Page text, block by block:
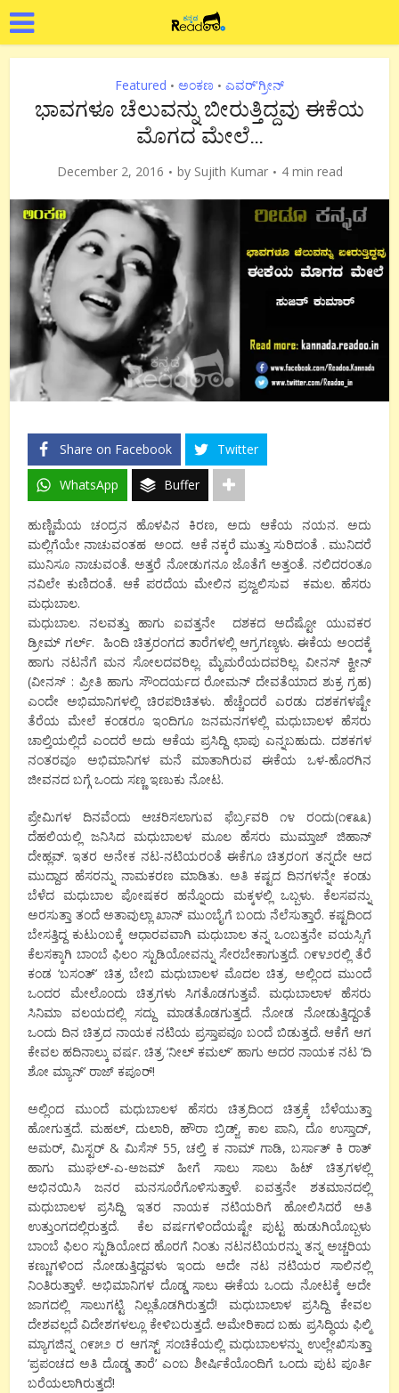
Featured • ಅಂಕಣ • ಎವರ್'ಗ್ರೀನ್
ಭಾವಗಳೂ ಚೆಲುವನ್ನು ಬೀರುತ್ತಿದ್ದವು ಈಕೆಯ
ಮೊಗದ ಮೇಲೆ…
December 2, 2016 by Sujith Kumar 4 min read
Share on Facebook Twitter
WhatsApp Buffer
ಹುಣ್ಣಿಮೆಯ ಚಂದ್ರನ ಹೊಳಪಿನ ಕಿರಣ, ಅದು ಆಕೆಯ ನಯನ. ಅದು
ಮಲ್ಲಿಗೆಯೇ ನಾಚುವಂತಹ ಅಂದ. ಆಕೆ ನಕ್ಕರೆ ಮುತ್ತು ಸುರಿದಂತೆ . ಮುನಿದರೆ
ಮುನಿಸೂ ನಾಚುವಂತೆ. ಅತ್ತರೆ ನೋಡುಗನೂ ಜೊತೆಗೆ ಅತ್ತಂತೆ. ನಲಿದರಂತೂ
ನವಿಲೇ ಕುಣಿದಂತೆ. ಆಕೆ ಪರದೆಯ ಮೇಲಿನ ಪ್ರಜ್ವಲಿಸುವ ಕಮಲ. ಹೆಸರು
ಮಧುಬಾಲ.
ಮಧುಬಾಲ. ನಲವತ್ತು ಹಾಗು ಐವತ್ತನೇ ದಶಕದ ಅದೆಷ್ಟೋ ಯುವಕರ
ಡ್ರೀಮ್ ಗರ್ಲ್. ಹಿಂದಿ ಚಿತ್ರರಂಗದ ತಾರೆಗಳಲ್ಲಿ ಆಗ್ರಗಣ್ಯಳು. ಈಕೆಯ ಅಂದಕ್ಕೆ
ಹಾಗು ನಟನೆಗೆ ಮನ ಸೋಲದವರಿಲ್ಲ. ಮೈಮರೆಯದವರಿಲ್ಲ. ವೀನಸ್ ಕ್ವೀನ್
(ವೀನಸ್ : ಪ್ರೀತಿ ಹಾಗು ಸೌಂದರ್ಯದ ರೋಮನ್ ದೇವತೆಯಾದ ಶುಕ್ರ ಗ್ರಹ)
ಎಂದೇ ಅಭಿಮಾನಿಗಳಲ್ಲಿ ಚಿರಪರಿಚಿತಳು. ಹೆಚ್ಚೆಂದರೆ ಎರಡು ದಶಕಗಳಷ್ಟೇ
ತೆರೆಯ ಮೇಲೆ ಕಂಡರೂ ಇಂದಿಗೂ ಜನಮನಗಳಲ್ಲಿ ಮಧುಬಾಲಳ ಹೆಸರು
ಚಾಲ್ತಿಯಲ್ಲಿದೆ ಎಂದರೆ ಅದು ಆಕೆಯ ಪ್ರಸಿದ್ದಿ ಛಾಪು ಎನ್ನಬಹುದು. ದಶಕಗಳ
ನಂತರವೂ ಅಭಿಮಾನಿಗಳ ಮನೆ ಮಾತಾಗಿರುವ ಈಕೆಯ ಒಳ-ಹೊರಗಿನ
ಜೀವನದ ಬಗ್ಗೆ ಒಂದು ಸಣ್ಣ ಇಣುಕು ನೋಟ.
ಪ್ರೇಮಿಗಳ ದಿನವೆಂದು ಆಚರಿಸಲಾಗುವ ಫೆರ್ಬ್ರವರಿ ೧೪ ರಂದು(೧೯೩೩)
ದೆಹಲಿಯಲ್ಲಿ ಜನಿಸಿದ ಮಧುಬಾಲಳ ಮೂಲ ಹೆಸರು ಮುಮ್ತಾಜ್ ಜಿಹಾನ್
ದೇಹ್ಲವ್. ಇತರ ಅನೇಕ ನಟ-ನಟಿಯರಂತೆ ಈಕೆಗೂ ಚಿತ್ರರಂಗ ತನ್ನದೇ ಆದ
ಮುದ್ದಾದ ಹೆಸರನ್ನು ನಾಮಕರಣ ಮಾಡಿತು. ಅತಿ ಕಷ್ಟದ ದಿನಗಳನ್ನೇ ಕಂಡು
ಬೆಳೆದ ಮಧುಬಾಲ ಪೋಷಕರ ಹನ್ನೊಂದು ಮಕ್ಕಳಲ್ಲಿ ಒಬ್ಬಳು. ಕೆಲಸವನ್ನು
ಅರಸುತ್ತಾ ತಂದೆ ಅತಾವುಲ್ಲಾ ಖಾನ್ ಮುಂಬೈಗೆ ಬಂದು ನೆಲೆಸುತ್ತಾರೆ. ಕಷ್ಟದಿಂದ
ಬೇಸತ್ತಿದ್ದ ಕುಟುಂಬಕ್ಕೆ ಆಧಾರವವಾಗಿ ಮಧುಬಾಲ ತನ್ನ ಒಂಬತ್ತನೇ ವಯಸ್ಸಿಗೆ
ಕೆಲಸಕ್ಕಾಗಿ ಬಾಂಬೆ ಫಿಲಂ ಸ್ಟುಡಿಯೋವನ್ನು ಸೇರಬೇಕಾಗುತ್ತದೆ. ೧೯೪೨ರಲ್ಲಿ ತೆರೆ
ಕಂಡ ‘ಬಸಂತ್’ ಚಿತ್ರ ಬೇಬಿ ಮಧುಬಾಲಳ ಮೊದಲ ಚಿತ್ರ. ಅಲ್ಲಿಂದ ಮುಂದೆ
ಒಂದರ ಮೇಲೊಂದು ಚಿತ್ರಗಳು ಸಿಗತೊಡಗುತ್ತವೆ. ಮಧುಬಾಲಾಳ ಹೆಸರು
ಸಿನಿಮಾ ವಲಯದಲ್ಲಿ ಸದ್ದು ಮಾಡತೊಡಗುತ್ತದೆ. ನೋಡ ನೋಡುತ್ತಿದ್ದಂತೆ
ಒಂದು ದಿನ ಚಿತ್ರದ ನಾಯಕ ನಟಿಯ ಪ್ರಸ್ತಾಪವೂ ಬಂದೆ ಬಿಡುತ್ತದೆ. ಆಕೆಗೆ ಆಗ
ಕೇವಲ ಹದಿನಾಲ್ಕು ವರ್ಷ. ಚಿತ್ರ ‘ನೀಲ್ ಕಮಲ್’ ಹಾಗು ಅದರ ನಾಯಕ ನಟ ‘ದಿ
ಶೋ ಮ್ಯಾನ್’ ರಾಜ್ ಕಪೂರ್!
ಅಲ್ಲಿಂದ ಮುಂದೆ ಮಧುಬಾಲಳ ಹೆಸರು ಚಿತ್ರದಿಂದ ಚಿತ್ರಕ್ಕೆ ಬೆಳೆಯುತ್ತಾ
ಹೋಗುತ್ತದೆ. ಮಹಲ್, ದುಲಾರಿ, ಹೌರಾ ಬ್ರಿಡ್ಜ್, ಕಾಲ ಪಾನಿ, ದೊ ಉಸ್ತಾದ್,
ಅಮರ್, ಮಿಸ್ಟರ್ & ಮಿಸೆಸ್ 55, ಚಲ್ತಿ ಕ ನಾಮ್ ಗಾಡಿ, ಬರ್ಸಾತ್ ಕಿ ರಾತ್
ಹಾಗು ಮುಘಲ್-ಎ-ಅಜಮ್ ಹೀಗೆ ಸಾಲು ಸಾಲು ಹಿಟ್ ಚಿತ್ರಗಳಲ್ಲಿ
ಅಭಿನಯಿಸಿ ಜನರ ಮನಸೂರೆಗೊಳಿಸುತ್ತಾಳೆ. ಐವತ್ತನೇ ಶತಮಾನದಲ್ಲಿ
ಮಧುಬಾಲಳ ಪ್ರಸಿದ್ದಿ ಇತರ ನಾಯಕ ನಟಿಯರಿಗೆ ಹೋಲಿಸಿದರೆ ಅತಿ
ಉತ್ತುಂಗದಲ್ಲಿರುತ್ತದೆ. ಕೆಲ ವರ್ಷಗಳಿಂದೆಯಷ್ಟೇ ಪುಟ್ಟ ಹುಡುಗಿಯೊಬ್ಬಳು
ಬಾಂಬೆ ಫಿಲಂ ಸ್ಟುಡಿಯೋದ ಹೊರಗೆ ನಿಂತು ನಟನಟಿಯರನ್ನು ತನ್ನ ಅಚ್ಚರಿಯ
ಕಣ್ಣುಗಳಿಂದ ನೋಡುತ್ತಿದ್ದವಳು ಇಂದು ಅದೇ ನಟ ನಟಿಯರ ಸಾಲಿನಲ್ಲಿ
ನಿಂತಿರುತ್ತಾಳೆ. ಅಭಿಮಾನಿಗಳ ದೊಡ್ಡ ಸಾಲು ಈಕೆಯ ಒಂದು ನೋಟಕ್ಕೆ ಅದೇ
ಜಾಗದಲ್ಲಿ ಸಾಲುಗಟ್ಟಿ ನಿಲ್ಲತೊಡಗಿರುತ್ತದೆ! ಮಧುಬಾಲಾಳ ಪ್ರಸಿದ್ದಿ ಕೇವಲ
ದೇಶವಲ್ಲದೆ ವಿದೇಶಗಳಲ್ಲೂ ಕೇಳಿಬರುತ್ತದೆ. ಅಮೇರಿಕಾದ ಬಹು ಪ್ರಸಿದ್ಧಿಯ ಫಿಲ್ಮಿ
ಮ್ಯಾಗಜಿನ್ನ ೧೯೫೨ ರ ಆಗಸ್ಟ್ ಸಂಚಿಕೆಯಲ್ಲಿ ಮಧುಬಾಲಳನ್ನು ಉಲ್ಲೇಖಿಸುತ್ತಾ
‘ಪ್ರಪಂಚದ ಅತಿ ದೊಡ್ಡ ತಾರೆ’ ಎಂಬ ಶೀರ್ಷಿಕೆಯೊಂದಿಗೆ ಒಂದು ಪುಟ ಪೂರ್ತಿ
ಬರೆಯಲಾಗಿರುತ್ತದೆ!